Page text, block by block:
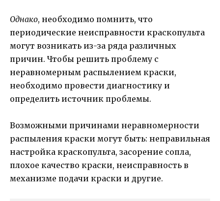
Однако, необходимо помнить, что
периодические неисправности краскопульта
могут возникать из-за ряда различных
причин. Чтобы решить проблему с
неравномерным распылением краски,
необходимо провести диагностику и
определить источник проблемы.
Возможными причинами неравномерности
распыления краски могут быть: неправильная
настройка краскопульта, засорение сопла,
плохое качество краски, неисправность в
механизме подачи краски и другие.